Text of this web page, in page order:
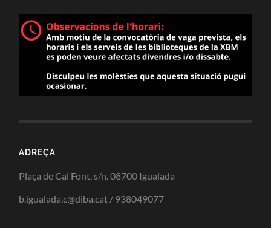
ADREÇA
Plaça de Cal Font, s/n. 08700 Igualada
b.igualada.c@diba.cat / 938049077